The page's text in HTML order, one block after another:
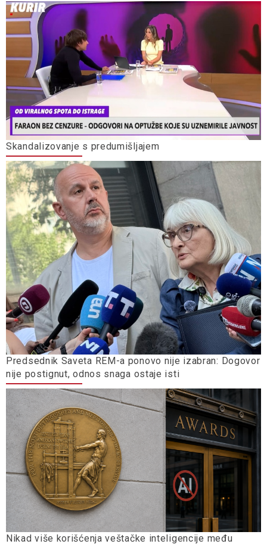
Skandalizovanje s predumišljajem
Predsednik Saveta REM-a ponovo nije izabran: Dogovor
nije postignut, odnos snaga ostaje isti
Nikad više korišćenja veštačke inteligencije među